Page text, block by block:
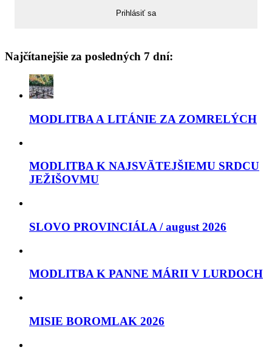
Najčítanejšie za posledných 7 dní:
MODLITBA A LITÁNIE ZA ZOMRELÝCH
MODLITBA K NAJSVÄTEJŠIEMU SRDCU
JEŽIŠOVMU
SLOVO PROVINCIÁLA / august 2026
MODLITBA K PANNE MÁRII V LURDOCH
MISIE BOROMLAK 2026